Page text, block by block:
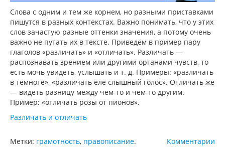
Слова с одним и тем же корнем, но разными приставками
пишутся в разных контекстах. Важно понимать, что у этих
слов зачастую разные оттенки значения, а потому очень
важно не путать их в тексте. Приведём в пример пару
глаголов «различать» и «отличать». Различать —
распознавать зрением или другими органами чувств, то
есть мочь увидеть, услышать и т. д. Примеры: «различать
в темноте», «различать еле слышный голос». Отличать же
— видеть разницу между чем-то и чем-то другим.
Пример: «отличать розы от пионов».
Различать и отличать
Комментарии
Метки: грамотность, правописание.